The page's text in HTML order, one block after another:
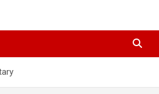
Service